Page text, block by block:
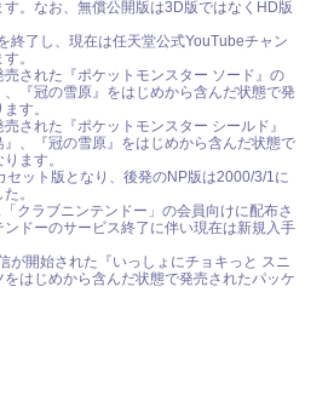
。なお、無償公開版は3D版ではなくHD版
了し、現在は任天堂公式YouTubeチャン
。
された『ポケットモンスター ソード』の
『冠の雪原』をはじめから含んだ状態で発
す。
された『ポケットモンスター シールド』
、『冠の雪原』をはじめから含んだ状態で
ます。
ット版となり、後発のNP版は2000/3/1に
。
クラブニンテンドー」の会員向けに配布さ
ドーのサービス終了に伴い現在は新規入手
開始された『いっしょにチョキっと スニ
はじめから含んだ状態で発売されたパッケ